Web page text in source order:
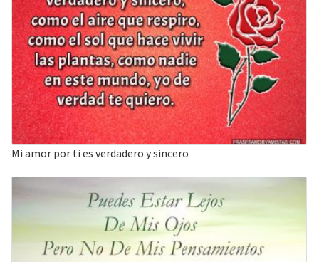
Mi amor por ti es verdadero y sincero